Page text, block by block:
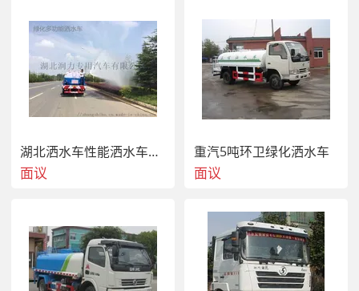
其它
风机。侧,后防护装置采用
冷弯型钢Q235,侧防护螺
栓连接,后防护焊接,截面宽
50mm,截面高100mm,下
边缘离地高430mm。随底
盘选装驾驶室,罐体颜色可
化。ABS系统型号/生产企
业对应关系:44600XXXX0/
广州科密汽车电子控制技
术股份有限公司.当整车长
为8670mm对应后悬
2605mm,当整车长为
湖北洒水车性能洒水车厂家洒水车图片视频喷洒车质量
面议
重汽5吨环卫绿化洒水车
面议